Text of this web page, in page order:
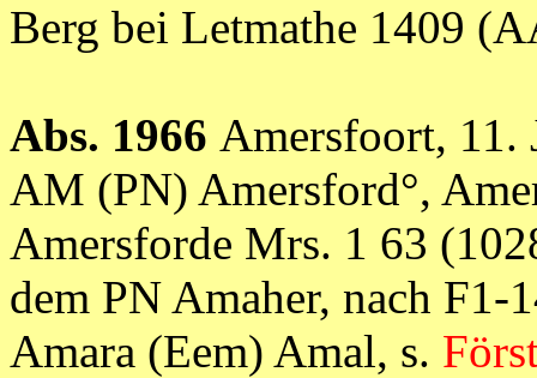
Berg bei Letmathe 1409
Abs. 1966 Amersfoort, 11.
AM (PN) Amersford°,
Amersforde Mrs. 1 63
dem PN Amaher, nach F1-
Amara (Eem) Amal, s.